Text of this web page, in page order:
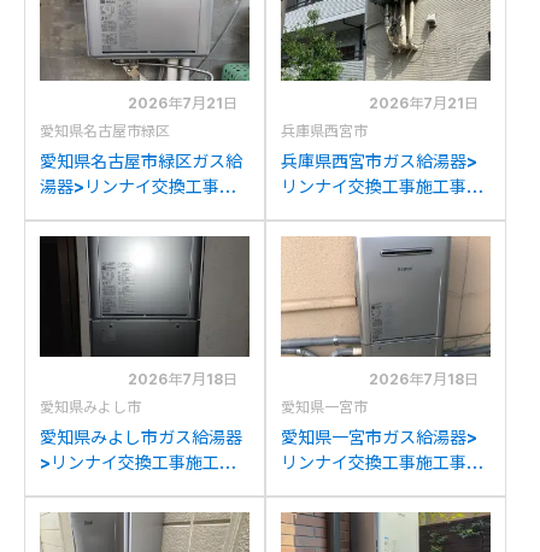
交換
交換
2026年7月21日
愛知県名古屋市緑区
愛知県名古屋市緑区ガス給
湯器>リンナイ交換工事施
C2446SAWXDからリン
ナイRUF-K2406SAW(A)
への交換
2026年7月21日
兵庫県西宮市
兵庫県西宮市ガス給湯器>
リンナイ交換工事施工事
2414WKA-Kからリンナイ
RUF-K2406SAW(A)への
交換
2026年7月18日
愛知県みよし市
愛知県みよし市ガス給湯器
>リンナイ交換工事施工事
V2001SAWからリンナイ
RUF-K2406SAW(A)への
2026年7月18日
愛知県一宮市
愛知県一宮市ガス給湯器>
リンナイ交換工事施工事
2045SAWXからリンナイ
RUF-K2406SAW(A)への